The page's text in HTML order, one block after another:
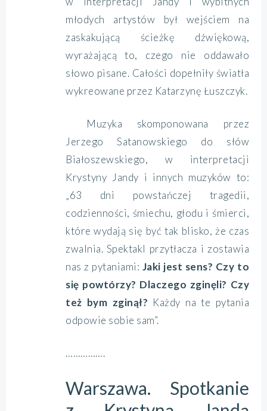
młodych artystów był wejściem na
zaskakującą ścieżkę dźwiękową,
wyrażającą to, czego nie oddawało
słowo pisane. Całości dopełniły światła
wykreowane przez Katarzynę Łuszczyk.
Muzyka skomponowana przez
Jerzego Satanowskiego do słów
Białoszewskiego, w interpretacji
Krystyny Jandy i innych muzyków to:
„63 dni powstańczej tragedii,
codzienności, śmiechu, głodu i śmierci,
które wydają się być tak blisko, że czas
zwalnia. Spektakl przytłacza i zostawia
nas z pytaniami: Jaki jest sens? Czy to
się powtórzy? Dlaczego zginęli? Czy
też bym zginął? Każdy na te pytania
odpowie sobie sam”.
…………….
Warszawa. Spotkanie